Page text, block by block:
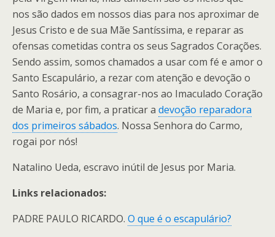
nos são dados em nossos dias para nos aproximar de
Jesus Cristo e de sua Mãe Santíssima, e reparar as
ofensas cometidas contra os seus Sagrados Corações.
Sendo assim, somos chamados a usar com fé e amor o
Santo Escapulário, a rezar com atenção e devoção o
Santo Rosário, a consagrar-nos ao Imaculado Coração
de Maria e, por fim, a praticar a devoção reparadora
dos primeiros sábados. Nossa Senhora do Carmo,
rogai por nós!
Natalino Ueda, escravo inútil de Jesus por Maria.
Links relacionados:
PADRE PAULO RICARDO. O que é o escapulário?